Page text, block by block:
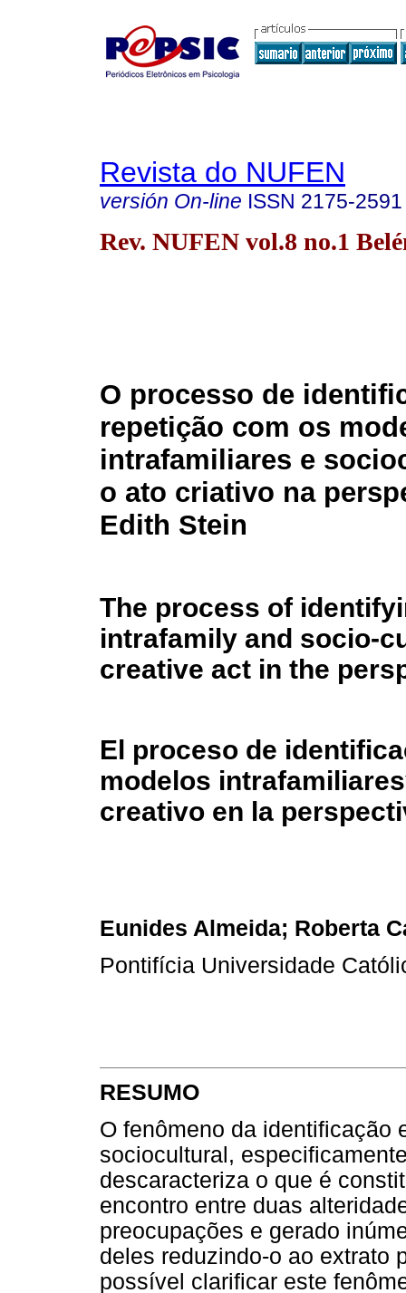
Revista do NUFEN
versión On-line ISSN 2175-2591
Rev. NUFEN vol.8 no.1
O processo de
repetição com os
intrafamiliares e
o ato criativo na
Edith Stein
The process of
intrafamily and socio-
creative act in the
El proceso de
modelos
creativo en la
Eunides Almeida; Roberta
Pontifícia Universidade
RESUMO
O fenômeno da identificação
sociocultural,
descaracteriza o que é
encontro entre duas
preocupações e gerado
deles reduzindo-o ao extrato
possível clarificar este